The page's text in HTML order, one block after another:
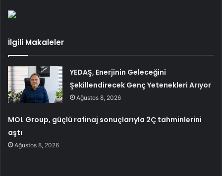
İlgili Makaleler
YEDAŞ, Enerjinin Geleceğini
Şekillendirecek Genç Yetenekleri Arıyor
Ağustos 8, 2026
MOL Group, güçlü rafinaj sonuçlarıyla 2Ç tahminlerini
aştı
Ağustos 8, 2026